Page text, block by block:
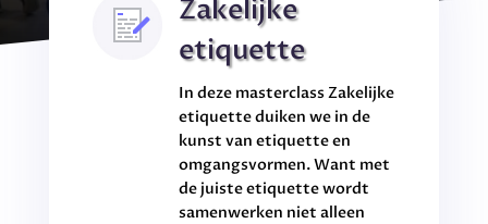
Zakelijke
etiquette
In deze masterclass Zakelijke
etiquette duiken we in de
kunst van etiquette en
omgangsvormen. Want met
de juiste etiquette wordt
samenwerken niet alleen